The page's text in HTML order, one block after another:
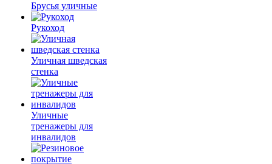
Брусья уличные
Рукоход
Уличная шведская
стенка
Уличные
тренажеры для
инвалидов